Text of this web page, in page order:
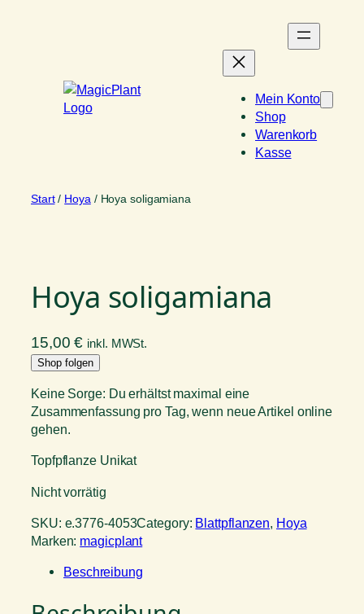
Mein Konto
Shop
Warenkorb
Kasse
Start/ Hoya / Hoya soligamiana
Hoya soligamiana
15,00€ inkl. MWSt.
Shop folgen
Keine Sorge: Du erhältst maximal eine
Zusammenfassung pro Tag, wenn neue Artikel online
gehen.
Topfpflanze Unikat
Nicht vorrätig
SKU: e.3776-4053Category: Blattpflanzen, Hoya
Marken: magicplant
Beschreibung